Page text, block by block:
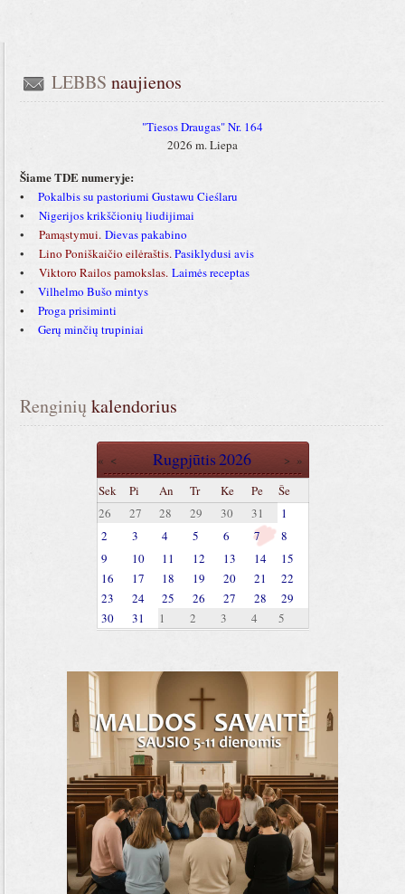
LEBBS naujienos
"Tiesos Draugas" Nr. 164
2026 m. Liepa
Šiame TDE numeryje:
• Pokalbis su pastoriumi Gustawu Cieślaru
• Nigerijos krikščionių liudijimai
• Pamąstymui. Dievas pakabino
• Lino Poniškaičio eilėraštis.Pasiklydusi avis
• Viktoro Railos pamokslas. Laimės receptas
• Vilhelmo Bušo mintys
• Proga prisiminti
• Gerų minčių trupiniai
Renginių kalendorius
« < Rugpjūtis2026 > »
Sek
Pi An Tr Ke Pe
Še
26
27 28 29 30 31
1
2
3 4 5 6 7
8
9
10 11 12 13 14
15
16
17 18 19 20 21
22
23
24 25 26 27 28
29
30
31 1 2 3 4 5